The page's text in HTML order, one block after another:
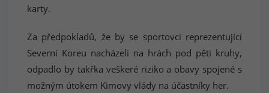
karty.
Za předpokladů, že by se sportovci reprezentující
Severní Koreu nacházeli na hrách pod pěti kruhy,
odpadlo by takřka veškeré riziko a obavy spojené s
možným útokem Kimovy vlády na účastníky her.